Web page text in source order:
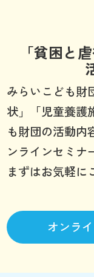
「貧困と
みらいこども財
状」「児童養護
も財団の活動内
ンラインセミナ
まずはお気軽に
オンラ